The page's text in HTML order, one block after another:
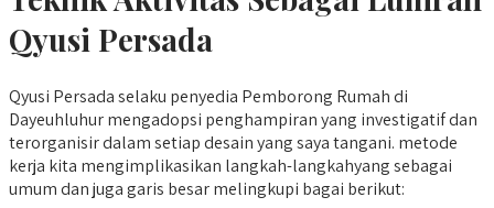
Qyusi Persada
Qyusi Persada selaku penyedia Pemborong Rumah di
Dayeuhluhur mengadopsi penghampiran yang investigatif dan
terorganisir dalam setiap desain yang saya tangani. metode
kerja kita mengimplikasikan langkah-langkahyang sebagai
umum dan juga garis besar melingkupi bagai berikut: